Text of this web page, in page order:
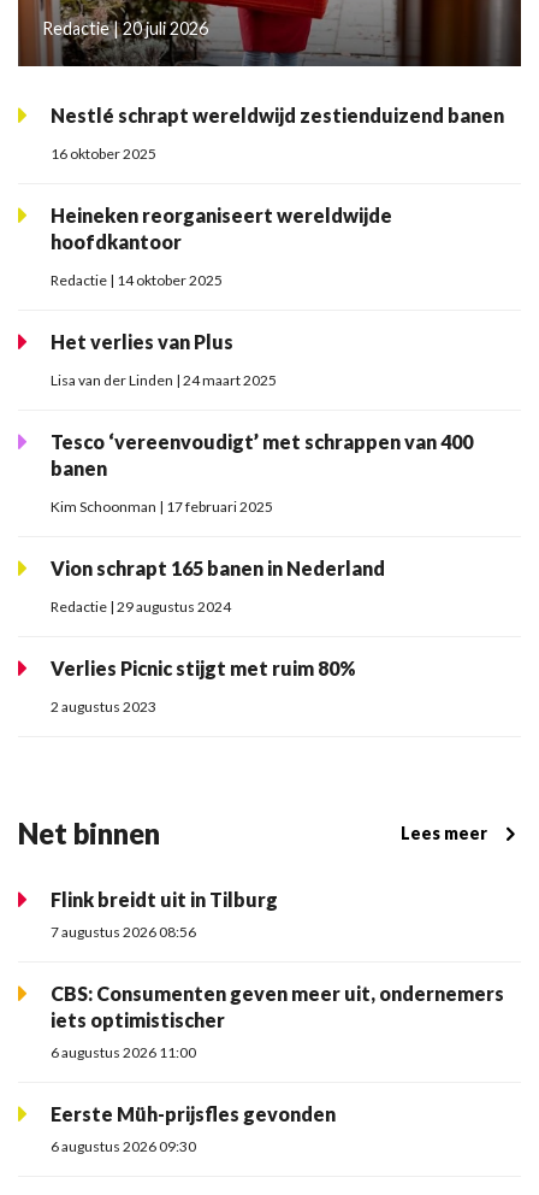
Redactie | 20 juli 2026
Nestlé schrapt wereldwijd zestienduizend banen
16 oktober 2025
Heineken reorganiseert wereldwijde
hoofdkantoor
Redactie | 14 oktober 2025
Het verlies van Plus
Lisa van der Linden | 24 maart 2025
Tesco ‘vereenvoudigt’ met schrappen van 400
banen
Kim Schoonman | 17 februari 2025
Vion schrapt 165 banen in Nederland
Redactie | 29 augustus 2024
Verlies Picnic stijgt met ruim 80%
2 augustus 2023
Net binnen Lees meer
Flink breidt uit in Tilburg
7 augustus 2026 08:56
CBS: Consumenten geven meer uit, ondernemers
iets optimistischer
6 augustus 2026 11:00
Eerste Müh-prijsfles gevonden
6 augustus 2026 09:30